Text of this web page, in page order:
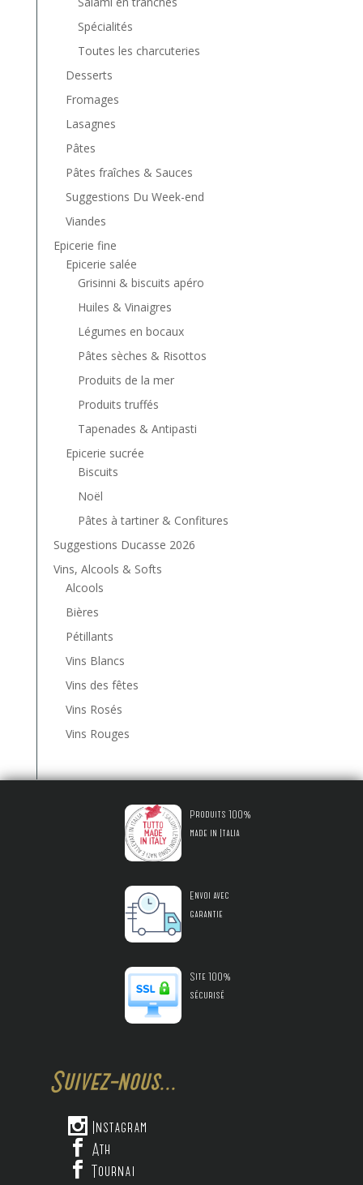
Spécialités
Toutes les charcuteries
Desserts
Fromages
Lasagnes
Pâtes
Pâtes fraîches & Sauces
Suggestions Du Week-end
Viandes
Epicerie fine
Epicerie salée
Grisinni & biscuits apéro
Huiles & Vinaigres
Légumes en bocaux
Pâtes sèches & Risottos
Produits de la mer
Produits truffés
Tapenades & Antipasti
Epicerie sucrée
Biscuits
Noël
Pâtes à tartiner & Confitures
Suggestions Ducasse 2026
Vins, Alcools & Softs
Alcools
Bières
Pétillants
Vins Blancs
Vins des fêtes
Vins Rosés
Vins Rouges
Produits 100%
made in Italia
Envoi avec
garantie
Site 100%
sécurisé
Suivez-nous...
 Instagram
 Ath
 Tournai